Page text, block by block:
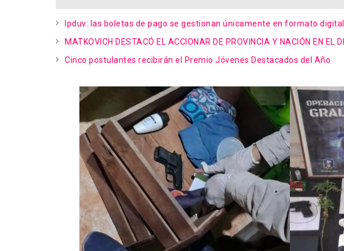
Ipduv: las boletas de pago se gestionan únicamente en formato digital
MATKOVICH DESTACÓ EL ACCIONAR DE PROVINCIA Y NACIÓN EN
Cinco postulantes recibirán el Premio Jóvenes Destacados del Año